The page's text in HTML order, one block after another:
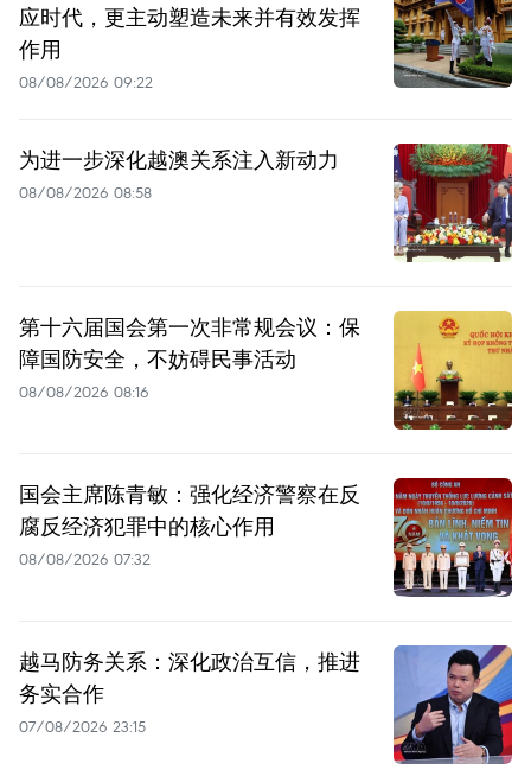
应时代，更主动塑造未来并有效发挥
作用
08/08/2026 09:22
为进一步深化越澳关系注入新动力
08/08/2026 08:58
第十六届国会第一次非常规会议：保
障国防安全，不妨碍民事活动
08/08/2026 08:16
国会主席陈青敏：强化经济警察在反
腐反经济犯罪中的核心作用
08/08/2026 07:32
越马防务关系：深化政治互信，推进
务实合作
07/08/2026 23:15